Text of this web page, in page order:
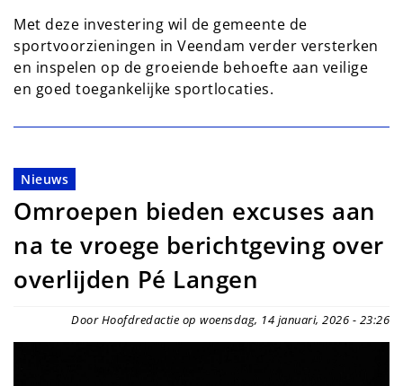
Met deze investering wil de gemeente de
sportvoorzieningen in Veendam verder versterken
en inspelen op de groeiende behoefte aan veilige
en goed toegankelijke sportlocaties.
Nieuws
Omroepen bieden excuses aan
na te vroege berichtgeving over
overlijden Pé Langen
Door Hoofdredactie op woensdag, 14 januari, 2026 - 23:26